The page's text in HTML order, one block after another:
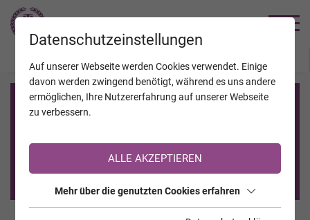
Registrierung auf TrauerHilfe.it
Sie sind noch nicht auf TrauerHilfe.it registriert?
>> zur kostenlosen Registrierung <<
Datenschutzeinstellungen
Auf unserer Webseite werden Cookies verwendet. Einige
davon werden zwingend benötigt, während es uns andere
ermöglichen, Ihre Nutzererfahrung auf unserer Webseite
zu verbessern.
ALLE AKZEPTIEREN
Mehr über die genutzten Cookies erfahren
JAHRESTAGE KALENDER VERSTORBENE